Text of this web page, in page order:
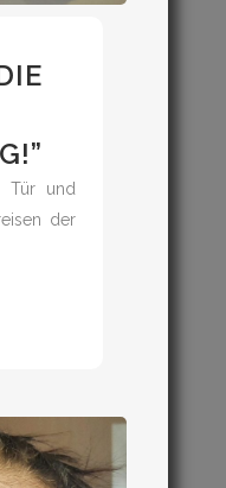
Tür und
der